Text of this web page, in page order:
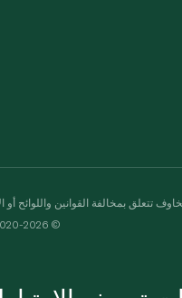
تتعلق بمخالفة القوانين واللوائح أو
© 2020-2026 سبينس. كل الحقوق محفوظة